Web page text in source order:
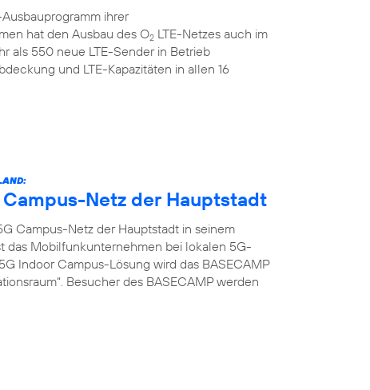
ihrer
hat den Ausbau des O2 LTE-Netzes auch im
als 550 neue LTE-Sender in Betrieb
und LTE-Kapazitäten in allen 16
Netz der Hauptstadt
Campus-Netz der Hauptstadt in seinem
das Mobilfunkunternehmen bei lokalen 5G-
Indoor Campus-Lösung wird das BASECAMP
Besucher des BASECAMP werden